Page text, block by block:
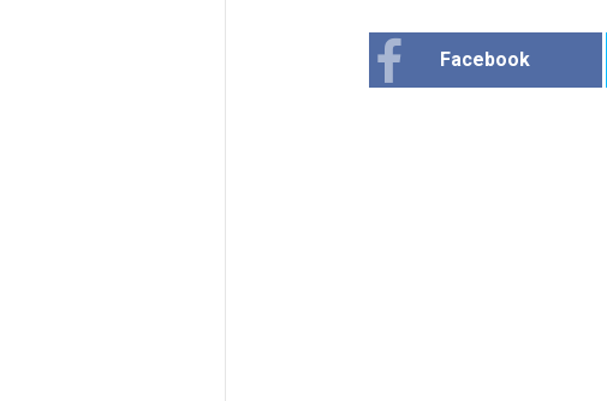
Facebook